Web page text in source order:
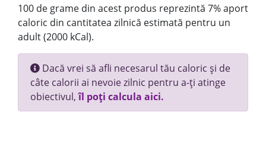
100 de grame din acest produs reprezintă 7% aport
caloric din cantitatea zilnică estimată pentru un
adult (2000 kCal).
Dacă vrei să afli necesarul tău caloric și de
câte calorii ai nevoie zilnic pentru a-ți atinge
obiectivul,îl poți calcula aici.